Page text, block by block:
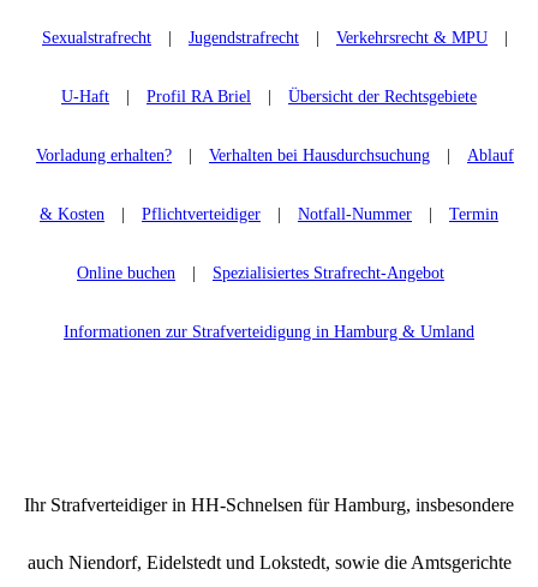
Sexualstrafrecht Jugendstrafrecht Verkehrsrecht & MPU
U-Haft Profil RA Briel Übersicht der Rechtsgebiete
Vorladung erhalten? Verhalten bei Hausdurchsuchung Ablauf
& Kosten Pflichtverteidiger Notfall-Nummer Termin
Online buchen Spezialisiertes Strafrecht-Angebot
Informationen zur Strafverteidigung in Hamburg & Umland
Ihr Strafverteidiger in HH-Schnelsen für Hamburg, insbesondere
auch Niendorf, Eidelstedt und Lokstedt, sowie die Amtsgerichte